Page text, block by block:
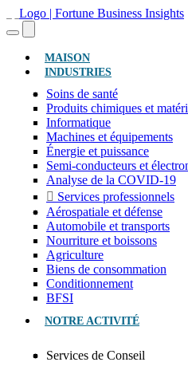
MAISON(ACTUEL)
INDUSTRIES
Soins de santé
Produits chimiques et
Informatique
Machines et équipements
Énergie et puissance
Semi-conducteurs et
Analyse de la COVID-19
Services professionnels
Aérospatiale et défense
Automobile et transports
Nourriture et boissons
Agriculture
Biens de consommation
Conditionnement
BFSI
NOTRE ACTIVITÉ
Services de Conseil